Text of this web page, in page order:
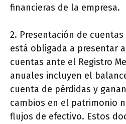
financieras de la empresa.
2. Presentación de
está obligada a presentar
cuentas ante el Registro
anuales incluyen el
cuenta de pérdidas y
cambios en el patrimonio
flujos de efectivo. Estos